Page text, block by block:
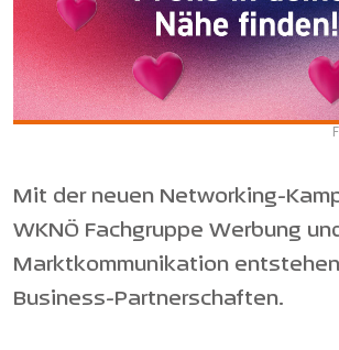
Mit der neuen Networking-
WKNÖ Fachgruppe Werbung
Marktkommunikation
Business-Partnerschaften.